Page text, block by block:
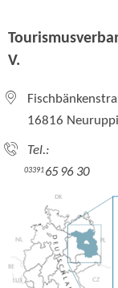
V.
16816
Tel.:
0339165 96 30